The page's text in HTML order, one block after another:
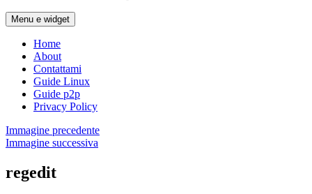
Menu e widget
Home
About
Contattami
Guide Linux
Guide p2p
Privacy Policy
Immagine precedente
Immagine successiva
regedit